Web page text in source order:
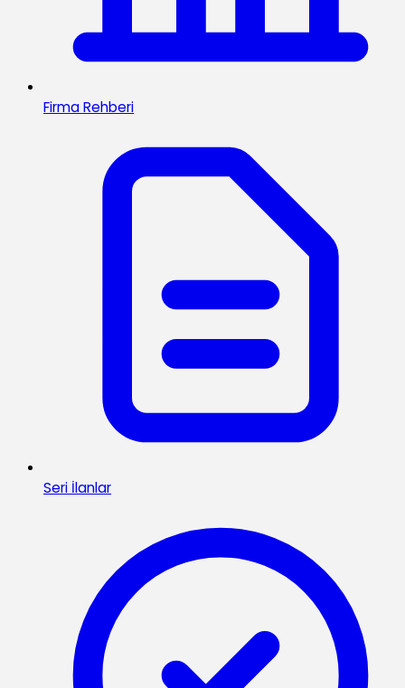
Firma Rehberi
Seri İlanlar